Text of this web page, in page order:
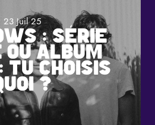
23 Juil 25
: SÉRIE
OU ALBUM
TU CHOISIS
?